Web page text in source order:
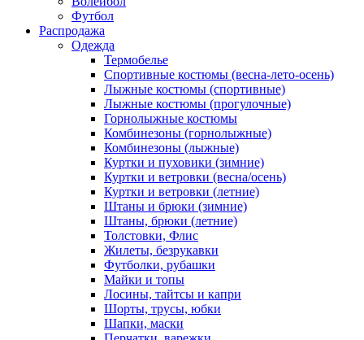
Футбол
Распродажа
Одежда
Термобелье
Спортивные костюмы (весна-лето-осень)
Лыжные костюмы (спортивные)
Лыжные костюмы (прогулочные)
Горнолыжные костюмы
Комбинезоны (горнолыжные)
Комбинезоны (лыжные)
Куртки и пуховики (зимние)
Куртки и ветровки (весна/осень)
Куртки и ветровки (летние)
Штаны и брюки (зимние)
Штаны, брюки (летние)
Толстовки, Флис
Жилеты, безрукавки
Футболки, рубашки
Майки и топы
Лосины, тайтсы и капри
Шорты, трусы, юбки
Шапки, маски